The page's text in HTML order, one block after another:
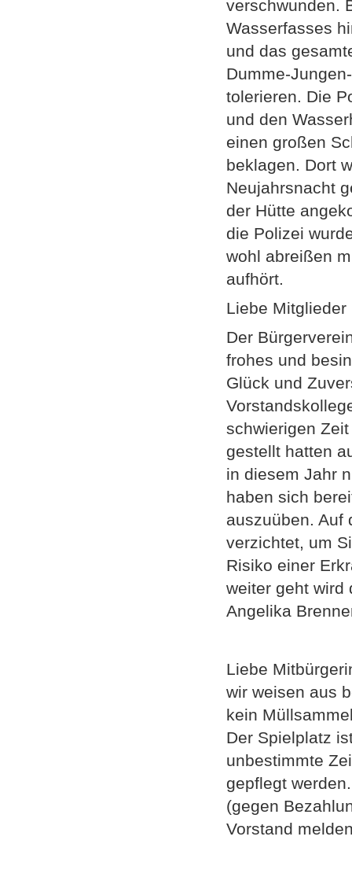
verschwunden.
Wasserfasses
und das
Dumme-
tolerieren. Die
und den
einen großen
beklagen. Dort
Neujahrsnacht
der Hütte
die Polizei
wohl abreißen
aufhört.
Liebe Mitglieder
Der
frohes und
Glück und
schwierigen
gestellt hatten
in diesem Jahr
haben sich
auszuüben. Auf
verzichtet, um
Risiko einer
weiter geht wird
Angelika
Liebe
wir weisen aus
kein
Der Spielplatz
unbestimmte
gepflegt
(gegen
Vorstand